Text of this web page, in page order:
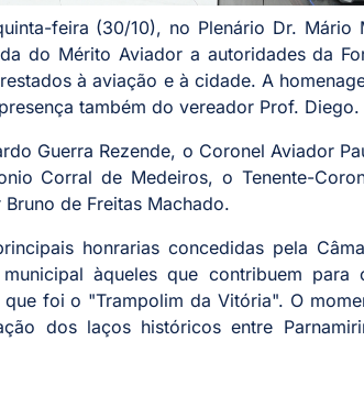
feira (30/10), no Plenário Dr. Mário
do Mérito Aviador a autoridades da
à aviação e à cidade. A
também do vereador Prof. Diego.
Guerra Rezende, o Coronel Aviador
Corral de Medeiros, o Tenente-
de Freitas Machado.
honrarias concedidas pela
àqueles que contribuem para
foi o "Trampolim da Vitória". O
dos laços históricos entre